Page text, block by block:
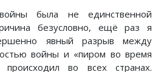
была не единственной
безусловно, ещё раз я
явный разрыв между
войны и «пиром во время
во всех странах.